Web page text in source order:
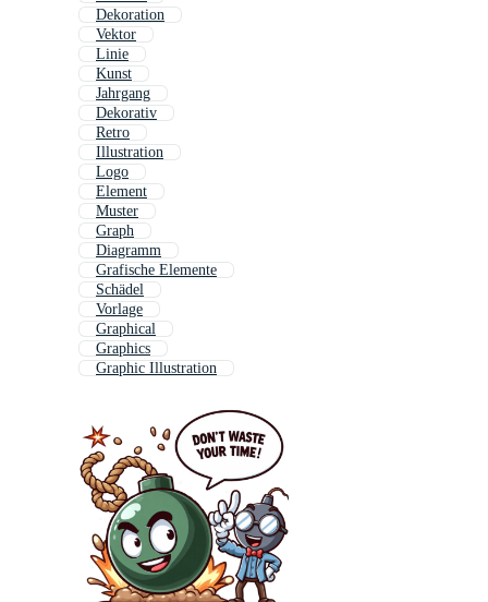
Dekoration
Vektor
Linie
Kunst
Jahrgang
Dekorativ
Retro
Illustration
Logo
Element
Muster
Graph
Diagramm
Grafische Elemente
Schädel
Vorlage
Graphical
Graphics
Graphic Illustration